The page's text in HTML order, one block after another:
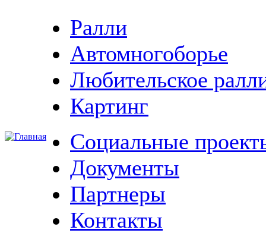
Ралли
Автомногоборье
Любительское
Картинг
Социальные
Документы
Партнеры
Контакты